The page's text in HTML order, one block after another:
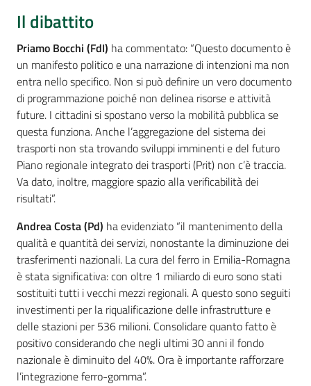
Il dibattito
Priamo Bocchi (FdI) ha commentato: “Questo documento è
un manifesto politico e una narrazione di intenzioni ma non
entra nello specifico. Non si può definire un vero documento
di programmazione poiché non delinea risorse e attività
future. I cittadini si spostano verso la mobilità pubblica se
questa funziona. Anche l’aggregazione del sistema dei
trasporti non sta trovando sviluppi imminenti e del futuro
Piano regionale integrato dei trasporti (Prit) non c’è traccia.
Va dato, inoltre, maggiore spazio alla verificabilità dei
risultati”.
Andrea Costa (Pd) ha evidenziato “il mantenimento della
qualità e quantità dei servizi, nonostante la diminuzione dei
trasferimenti nazionali. La cura del ferro in Emilia-Romagna
è stata significativa: con oltre 1 miliardo di euro sono stati
sostituiti tutti i vecchi mezzi regionali. A questo sono seguiti
investimenti per la riqualificazione delle infrastrutture e
delle stazioni per 536 milioni. Consolidare quanto fatto è
positivo considerando che negli ultimi 30 anni il fondo
nazionale è diminuito del 40%. Ora è importante rafforzare
l’integrazione ferro-gomma”.